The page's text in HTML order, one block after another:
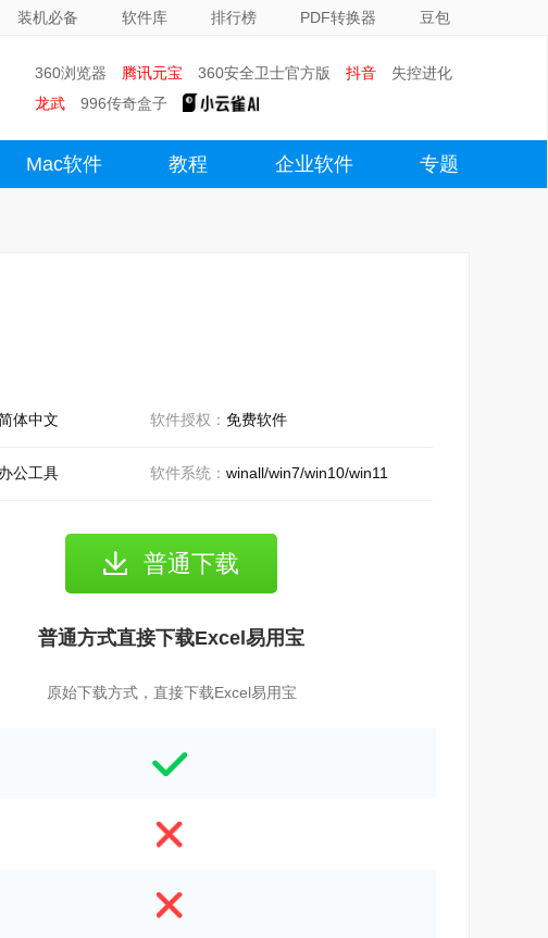
装机必备 软件库 排行榜 PDF转换器 豆包
360浏览器 腾讯元宝 360安全卫士官方版 抖音
失控进化
龙武
996传奇盒子
Mac软件 教程 企业软件 专题
体中文 软件授权： 免费软件
办公工具 软件系统： winall/win7/win10/win11
普通下载
普通方式直接下载Excel易用宝
原始下载方式，直接下载Excel易用宝